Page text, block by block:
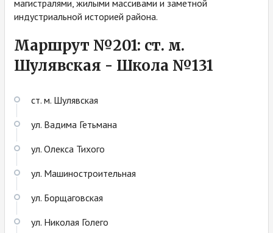
магистралями, жилыми массивами и заметной
индустриальной историей района.
Маршрут №201: ст. м.
Шулявская - Школа №131
ст. м. Шулявская
ул. Вадима Гетьмана
ул. Олекса Тихого
ул. Машиностроительная
ул. Борщаговская
ул. Николая Голего